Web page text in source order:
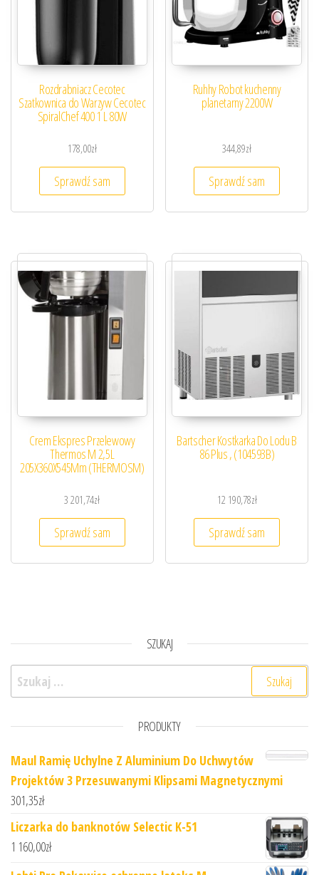
Rozdrabniacz Cecotec
Szatkownica do Warzyw Cecotec
SpiralChef 400 1 L 80W
178,00zł
Sprawdź sam
Ruhhy Robot kuchenny
planetarny 2200W
344,89zł
Sprawdź sam
Crem Ekspres Przelewowy
Thermos M 2,5L
205X360X545Mm (THERMOSM)
3 201,74zł
Sprawdź sam
Bartscher Kostkarka Do Lodu B
86 Plus , (104593B)
12 190,78zł
Sprawdź sam
SZUKAJ
Szukaj:
PRODUKTY
Maul Ramię Uchylne Z Aluminium Do Uchwytów
Projektów 3 Przesuwanymi Klipsami Magnetycznymi
301,35zł
Liczarka do banknotów Selectic K-51
1 160,00zł